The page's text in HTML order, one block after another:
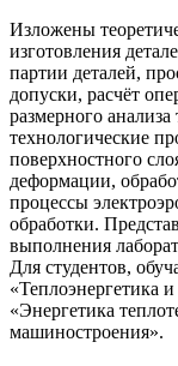
Изложены
изготовления
партии деталей,
допуски, расчёт
размерного
технологические
поверхностного
деформации,
процессы
обработки.
выполнения
Для студентов,
«Теплоэнергетика
«Энергетика
машиностроения».